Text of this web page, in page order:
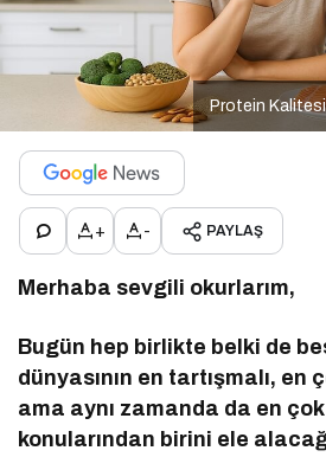
Protein
+ - PAYLAŞ
Merhaba sevgili okurlarım,
Bugün hep birlikte belki de
dünyasının en tartışmalı, en
ama aynı zamanda da en
konularından birini ele